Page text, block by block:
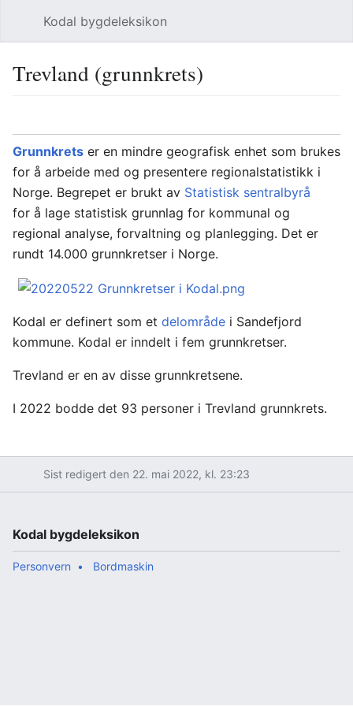
Kodal bygdeleksikon
Trevland (grunnkrets)
Grunnkrets er en mindre geografisk enhet som brukes
for å arbeide med og presentere regionalstatistikk i
Norge. Begrepet er brukt av Statistisk sentralbyrå
for å lage statistisk grunnlag for kommunal og
regional analyse, forvaltning og planlegging. Det er
rundt 14.000 grunnkretser i Norge.
Kodal er definert som et delområde i Sandefjord
kommune. Kodal er inndelt i fem grunnkretser.
Trevland er en av disse grunnkretsene.
I 2022 bodde det 93 personer i Trevland grunnkrets.
Sist redigert den 22. mai 2022, kl. 23:23
Kodal bygdeleksikon
Personvern Bordmaskin